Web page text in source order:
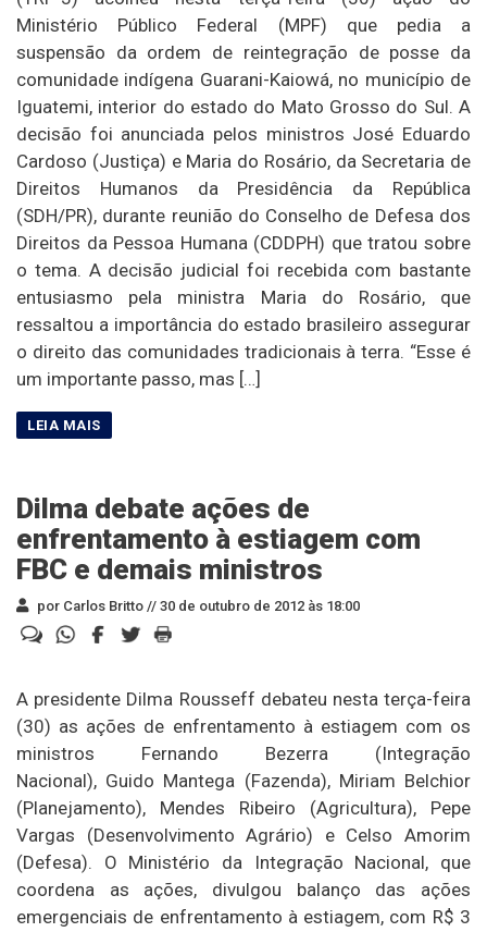
Ministério Público Federal (MPF) que pedia a
suspensão da ordem de reintegração de posse da
comunidade indígena Guarani-Kaiowá, no município de
Iguatemi, interior do estado do Mato Grosso do Sul. A
decisão foi anunciada pelos ministros José Eduardo
Cardoso (Justiça) e Maria do Rosário, da Secretaria de
Direitos Humanos da Presidência da República
(SDH/PR), durante reunião do Conselho de Defesa dos
Direitos da Pessoa Humana (CDDPH) que tratou sobre
o tema. A decisão judicial foi recebida com bastante
entusiasmo pela ministra Maria do Rosário, que
ressaltou a importância do estado brasileiro assegurar
o direito das comunidades tradicionais à terra. “Esse é
um importante passo, mas […]
Dilma debate ações de
enfrentamento à estiagem com
FBC e demais ministros
por Carlos Britto // 30 de outubro de 2012 às 18:00
A presidente Dilma Rousseff debateu nesta terça-feira
(30) as ações de enfrentamento à estiagem com os
ministros Fernando Bezerra (Integração
Nacional), Guido Mantega (Fazenda), Miriam Belchior
(Planejamento), Mendes Ribeiro (Agricultura), Pepe
Vargas (Desenvolvimento Agrário) e Celso Amorim
(Defesa). O Ministério da Integração Nacional, que
coordena as ações, divulgou balanço das ações
emergenciais de enfrentamento à estiagem, com R$ 3